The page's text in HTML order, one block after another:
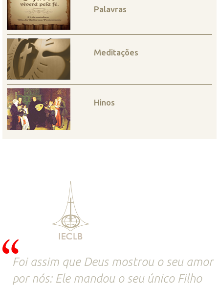
Palavras
Meditações
Hinos
Foi assim que Deus mostrou o seu amor
por nós: Ele mandou o seu único Filho